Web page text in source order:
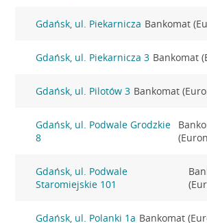
Gdańsk, ul. Piekarnicza Bankomat
Gdańsk, ul. Piekarnicza 3 Bankomat
Gdańsk, ul. Pilotów 3 Bankomat
Gdańsk, ul. Podwale Grodzkie
8
Gdańsk, ul. Podwale
Staromiejskie 101
Gdańsk, ul. Polanki 1a Bankomat